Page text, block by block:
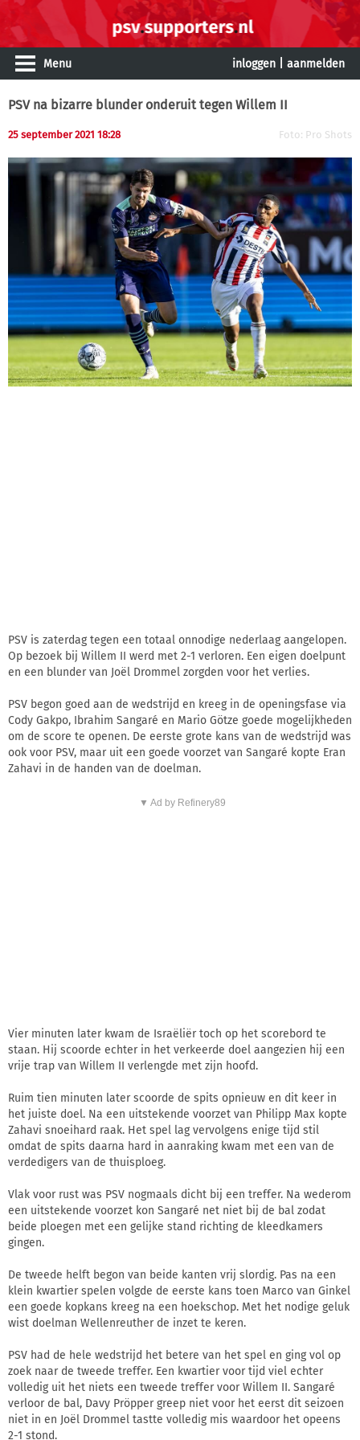
Menu inloggen aanmelden
PSV na bizarre blunder onderuit tegen Willem II
25 september 2021 18:28 Foto: Pro Shots
PSV is zaterdag tegen een totaal onnodige nederlaag aangelopen.
Op bezoek bij Willem II werd met 2-1 verloren. Een eigen doelpunt
en een blunder van Joël Drommel zorgden voor het verlies.
PSV begon goed aan de wedstrijd en kreeg in de openingsfase via
Cody Gakpo, Ibrahim Sangaré en Mario Götze goede mogelijkheden
om de score te openen. De eerste grote kans van de wedstrijd was
ook voor PSV, maar uit een goede voorzet van Sangaré kopte Eran
Zahavi in de handen van de doelman.
▼ Ad by Refinery89
Vier minuten later kwam de Israëliër toch op het scorebord te
staan. Hij scoorde echter in het verkeerde doel aangezien hij een
vrije trap van Willem II verlengde met zijn hoofd.
Ruim tien minuten later scoorde de spits opnieuw en dit keer in
het juiste doel. Na een uitstekende voorzet van Philipp Max kopte
Zahavi snoeihard raak. Het spel lag vervolgens enige tijd stil
omdat de spits daarna hard in aanraking kwam met een van de
verdedigers van de thuisploeg.
Vlak voor rust was PSV nogmaals dicht bij een treffer. Na wederom
een uitstekende voorzet kon Sangaré net niet bij de bal zodat
beide ploegen met een gelijke stand richting de kleedkamers
gingen.
De tweede helft begon van beide kanten vrij slordig. Pas na een
klein kwartier spelen volgde de eerste kans toen Marco van Ginkel
een goede kopkans kreeg na een hoekschop. Met het nodige geluk
wist doelman Wellenreuther de inzet te keren.
PSV had de hele wedstrijd het betere van het spel en ging vol op
zoek naar de tweede treffer. Een kwartier voor tijd viel echter
volledig uit het niets een tweede treffer voor Willem II. Sangaré
verloor de bal, Davy Pröpper greep niet voor het eerst dit seizoen
niet in en Joël Drommel tastte volledig mis waardoor het opeens
2-1 stond.